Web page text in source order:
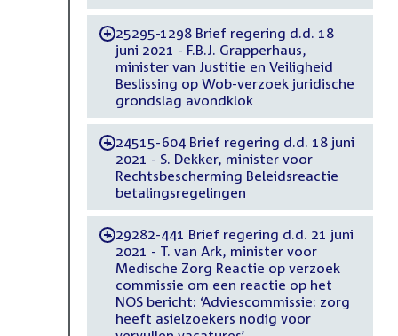
-25295-1298 Brief regering d.d. 18
juni 2021 - F.B.J. Grapperhaus,
minister van Justitie en Veiligheid
Beslissing op Wob-verzoek juridische
grondslag avondklok
-24515-604 Brief regering d.d. 18 juni
2021 - S. Dekker, minister voor
Rechtsbescherming Beleidsreactie
betalingsregelingen
-29282-441 Brief regering d.d. 21 juni
2021 - T. van Ark, minister voor
Medische Zorg Reactie op verzoek
commissie om een reactie op het
NOS bericht: ‘Adviescommissie: zorg
heeft asielzoekers nodig voor